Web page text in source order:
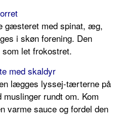
gæsteret med spinat, æg,
i skøn forening. Den
let frokostret.
med skaldyr
lægges lyssej-tærterne på
muslinger rundt om. Kom
varme sauce og fordel den